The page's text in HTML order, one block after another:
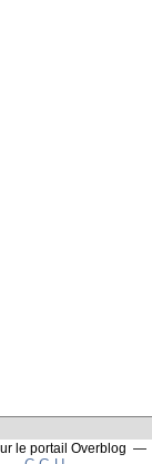
le portail Overblog